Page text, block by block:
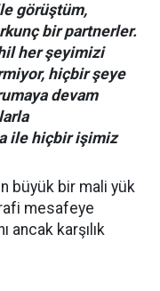
görüştüm,
bir partnerler.
her şeyimizi
hiçbir şeye
devam
ile hiçbir işimiz
büyük bir mali yük
mesafeye
ancak karşılık